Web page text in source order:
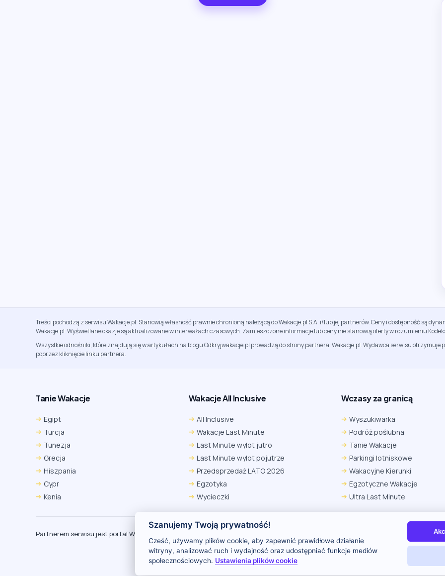
Treści pochodzą z serwisu Wakacje.pl. Stanowią własność prawnie chronioną należącą do Wakacje.pl S.A. i/lub jej partnerów. Ceny i dostępność są
Wakacje.pl. Wyświetlane okazje są aktualizowane w interwałach czasowych. Zamieszczone informacje lub ceny nie stanowią oferty w rozumieniu
Wszystkie odnośniki, które znajdują się w artykułach na blogu Odkryjwakacje.pl prowadzą do strony partnera: Wakacje.pl. Wydawca serwisu
poprzez kliknięcie linku partnera.
Tanie Wakacje
Egipt
Turcja
Tunezja
Grecja
Hiszpania
Cypr
Kenia
Wakacje All Inclusive
All Inclusive
Wakacje Last Minute
Last Minute wylot jutro
Last Minute wylot pojutrze
Przedsprzedaż LATO 2026
Egzotyka
Wycieczki
Wczasy za granicą
Wyszukiwarka
Podróż poślubna
Tanie Wakacje
Parkingi lotniskowe
Wakacyjne Kierunki
Egzotyczne Wakacje
Ultra Last Minute
Partnerem serwisu jest portal Wakacje.pl
Szanujemy Twoją prywatność!
Cześć, używamy plików cookie, aby zapewnić prawidłowe działanie
witryny, analizować ruch i wydajność oraz udostępniać funkcje mediów
społecznościowych. Ustawienia plików cookie